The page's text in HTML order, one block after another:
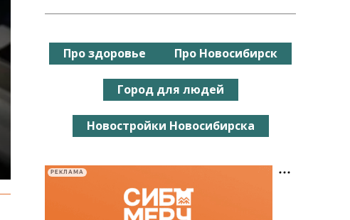
Про здоровье Про Новосибирск
Город для людей
Новостройки Новосибирска
РЕКЛАМА